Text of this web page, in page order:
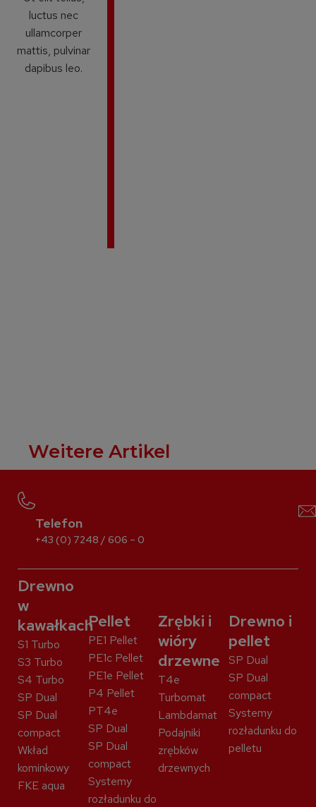
luctus nec
ullamcorper
mattis, pulvinar
dapibus leo.
Weitere Artikel
Telefon
+43 (0) 7248 / 606 – 0
Drewno
w
kawałkach
S1 Turbo
S3 Turbo
S4 Turbo
SP Dual
SP Dual
compact
Wkład
kominkowy
FKE aqua
Pellet
PE1 Pellet
PE1c Pellet
PE1e Pellet
P4 Pellet
PT4e
SP Dual
SP Dual
compact
Systemy
rozładunku do
Zrębki i
wióry
drzewne
T4e
Turbomat
Lambdamat
Podajniki
zrębków
drzewnych
Drewno i
pellet
SP Dual
SP Dual
compact
Systemy
rozładunku do
pelletu